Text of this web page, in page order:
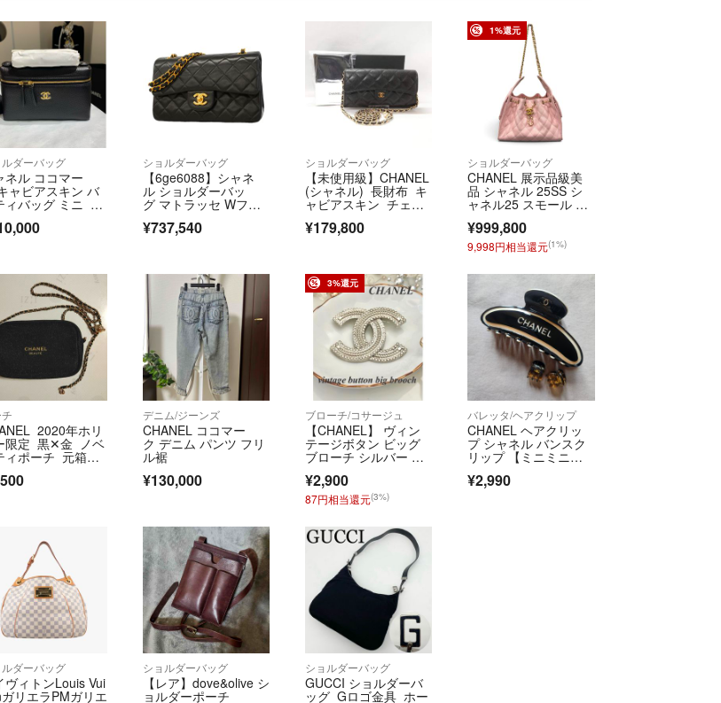
ム上、購入者が優先されますのでご了承下さいませ。
■商品発送
トラブルを避けるために発送は「問合せ番号」履歴の残るものを利用
し「定形外郵便のみ」は利用いたしません。
商品発送にはできる限りキレイに梱包して迅速丁寧に発送するように
北海道からの発送となりますので通常よりも1日～2日程度、遅れる場
合が御座います。
商品の状態はわかりやすく記載しているつもりですが、写真での見た
商品の状態など気になる点があれば、お気軽に納得がいくまで何度で
もご質問、追加写真をリクエスト下さい（比較的に細かい部分まで掲
載しております）
事実と異なる評価コメントで悪意評価と判断した場合には異議を申し
上げ、情報をもとに厳正な対処をさせて頂きます。
上記をふまえお取引いただけますようお願いいたしますm(_ _)m
ダーバッグ
ネル ココマー
ャビアスキン バ
ィバッグ ミニ 26
ラック ゴールド
未使用品 本日の
ショルダーバッグ
【6ge6088】シャネ
ル ショルダーバッ
グ マトラッセ Wフラ
ップ Wチェーン ラム
スキン ブラック ゴー
¥737,540
ショルダーバッグ
【未使用級】CHANEL
(シャネル) 長財布 キ
ャビアスキン チェー
ンウォレット
¥179,800
1%還元
ショルダーバッグ
CHANEL 展示品級美
品 シャネル 25SS シ
ャネル25 スモール マ
トラッセ チェーンシ
ョルダーバッグ AS52
93 キャビアスキン レ
ザー ピンク ワンショ
ルダー ココマーク SA
ランク 鑑定済 中古 シ
ャネルバッグ
¥999,800
9,998円相当還元(1%)
2020年ホリ
限定 黒✕金 ノベ
ィポーチ 元箱な
デニム/ジーンズ
CHANEL ココマー
ク デニム パンツ フリ
ル裾
¥130,000
3%還元
ブローチ/コサージュ
【CHANEL】 ヴィン
テージボタン ビッグ
ブローチ シルバー ド
¥2,900
87円相当還元(3%)
バレッタ/ヘアクリップ
CHANEL ヘアクリッ
プ シャネル バンスク
リップ 【ミニミニク
¥2,990
ダーバッグ
ヴィトンLouis Vui
リエラPMガリエ
ショルダーバッグ
【レア】dove&olive シ
ョルダーポーチ
ショルダーバッグ
GUCCI ショルダーバ
ッグ Gロゴ金具 ホー